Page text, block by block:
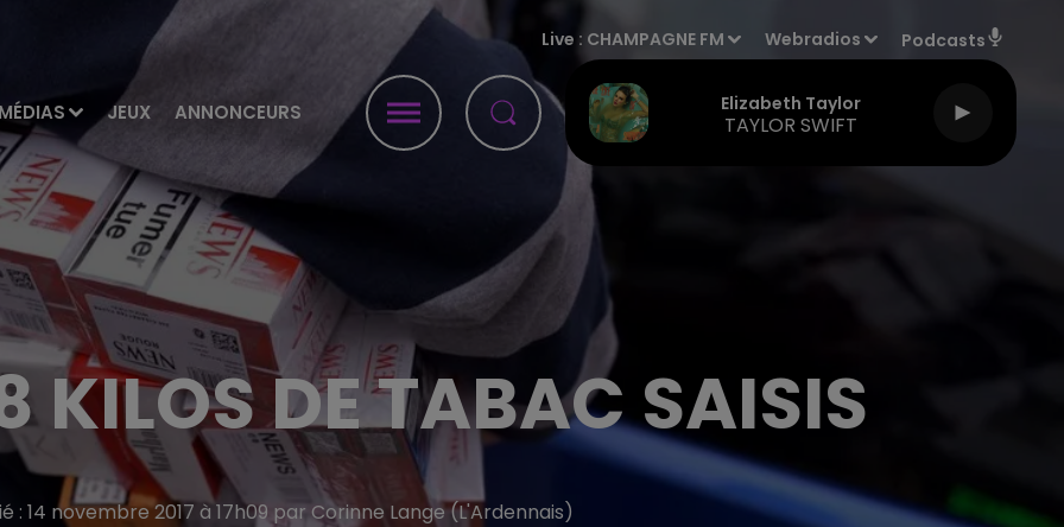
MÉDIAS JEUX ANNONCEURS
Live : CHAMPAGNE FM Webradios Podcasts
Elizabeth Taylor
TAYLOR SWIFT
KILOS DE TABAC SAISIS
: 14 novembre 2017 à 17h09 par Corinne Lange (L'Ardennais)